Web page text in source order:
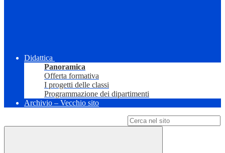
Didattica
Panoramica
Offerta formativa
I progetti delle classi
Programmazione dei dipartimenti
Archivio – Vecchio sito